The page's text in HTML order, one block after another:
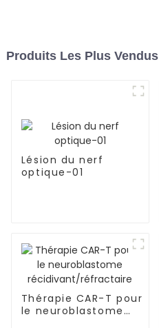
Produits Les Plus Vendus
Lésion du nerf
optique-01
Thérapie CAR-T pour
le neuroblastome